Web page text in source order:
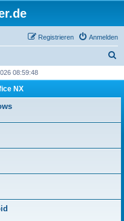
Anmelden
Registrieren
h
08:59:48
NX